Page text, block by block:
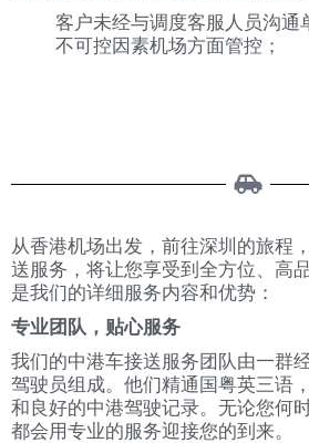
客户未经与调度客服人员沟通
不可控因素机场方面管控；
从香港机场出发，前往深圳的旅程
送服务，将让您享受到全方位、高
是我们的详细服务内容和优势：
专业团队，贴心服务
我们的中港车接送服务团队由一群
驾驶员组成。他们精通国粤英三语
和良好的中港驾驶记录。无论您何
都会用专业的服务迎接您的到来。